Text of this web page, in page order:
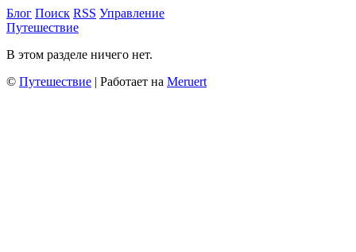
Блог Поиск RSS Управление
Путешествие
В этом разделе ничего нет.
© Путешествие | Работает на Meruert